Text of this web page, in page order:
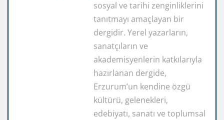
sosyal ve tarihi zenginliklerini
tanıtmayı amaçlayan bir
dergidir. Yerel yazarların,
sanatçıların ve
akademisyenlerin katkılarıyla
hazırlanan dergide,
Erzurum’un kendine özgü
kültürü, gelenekleri,
edebiyatı, sanatı ve toplumsal